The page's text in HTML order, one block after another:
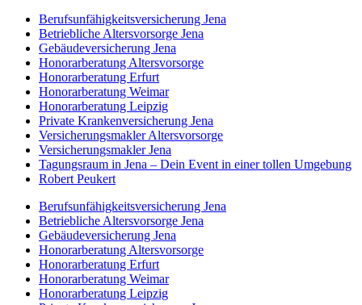
Berufs­unfähigkeits­­versicherung Jena
Betriebliche Altersvorsorge Jena
Gebäudeversicherung Jena
Honorar­beratung Altersvorsorge
Honorar­beratung Erfurt
Honorar­beratung Weimar
Honorarberatung Leipzig
Private Kranken­­versicherung Jena
Versicherungsmakler Altersvorsorge
Versicherungs­makler Jena
Tagungsraum in Jena – Dein Event in einer tollen Umgebung
Robert Peukert
Berufs­unfähigkeits­­versicherung Jena
Betriebliche Altersvorsorge Jena
Gebäudeversicherung Jena
Honorar­beratung Altersvorsorge
Honorar­beratung Erfurt
Honorar­beratung Weimar
Honorarberatung Leipzig